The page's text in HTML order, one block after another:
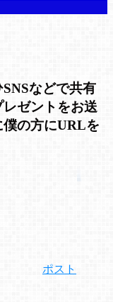
などで共有
ゼントをお送
僕の方にURLを
ポスト